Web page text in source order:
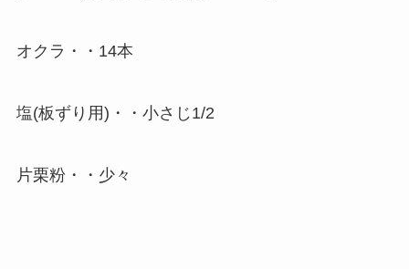
オクラ・・14本
塩(板ずり用)・・小さじ1/2
片栗粉・・少々